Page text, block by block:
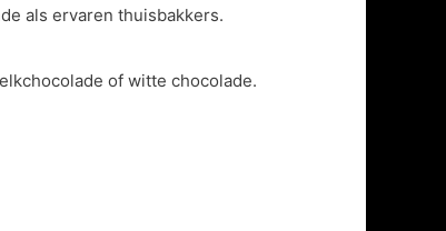
als ervaren thuisbakkers.
of witte chocolade.